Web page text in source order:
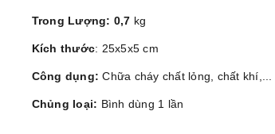
Trong Lượng: 0,7 kg
Kích thước: 25x5x5 cm
Công dụng:Chữa cháy chất lỏng, chất khí,...
Chủng loại: Bình dùng 1 lần